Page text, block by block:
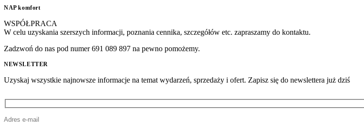
NAP komfort
WSPÓŁPRACA
W celu uzyskania szerszych informacji, poznania cennika, szczegółów etc. zapraszamy do kontaktu.
Zadzwoń do nas pod numer 691 089 897 na pewno pomożemy.
NEWSLETTER
Uzyskaj wszystkie najnowsze informacje na temat wydarzeń, sprzedaży i ofert. Zapisz się do newslettera już dziś